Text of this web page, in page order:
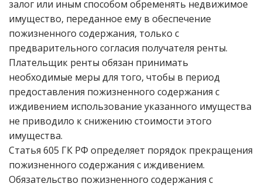
залог или иным способом обременять недвижимое
имущество, переданное ему в обеспечение
пожизненного содержания, только с
предварительного согласия получателя ренты.
Плательщик ренты обязан принимать
необходимые меры для того, чтобы в период
предоставления пожизненного содержания с
иждивением использование указанного имущества
не приводило к снижению стоимости этого
имущества.
Статья 605 ГК РФ определяет порядок прекращения
пожизненного содержания с иждивением.
Обязательство пожизненного содержания с